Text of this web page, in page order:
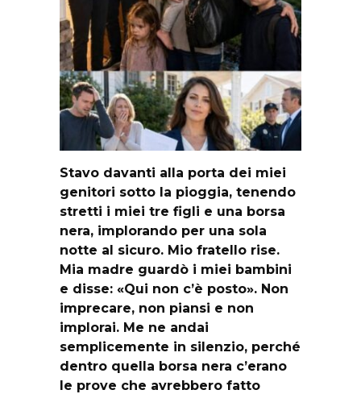
Stavo davanti alla porta dei miei
genitori sotto la pioggia, tenendo
stretti i miei tre figli e una borsa
nera, implorando per una sola
notte al sicuro. Mio fratello rise.
Mia madre guardò i miei bambini
e disse: «Qui non c’è posto». Non
imprecare, non piansi e non
implorai. Me ne andai
semplicemente in silenzio, perché
dentro quella borsa nera c’erano
le prove che avrebbero fatto